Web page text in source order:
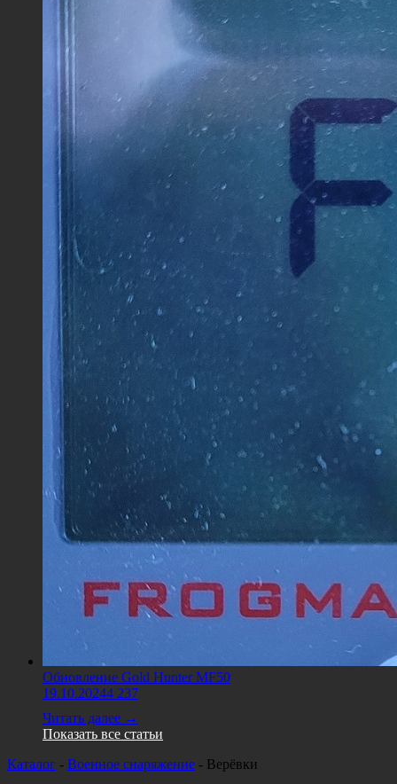
Обновление Gold Hunter MF50
19.10.20244 237
Читать далее →
Показать все статьи
Каталог - Военное снаряжение - Верёвки